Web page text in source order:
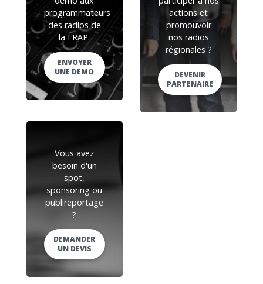
programmateurs
des radios de
la FRAP.
ENVOYER
UNE DEMO
actions et
promouvoir
nos radios
régionales ?
DEVENIR
PARTENAIRE
Vous avez
besoin d'un
spot,
sponsoring ou
publireportage
?
DEMANDER
UN DEVIS